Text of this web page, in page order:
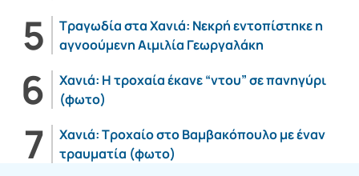
Τραγωδία στα Χανιά: Νεκρή εντοπίστηκε η
αγνοούμενη Αιμιλία Γεωργαλάκη
Χανιά: Η τροχαία έκανε “ντου” σε πανηγύρι
(φωτο)
Χανιά: Τροχαίο στο Βαμβακόπουλο με έναν
τραυματία (φωτο)